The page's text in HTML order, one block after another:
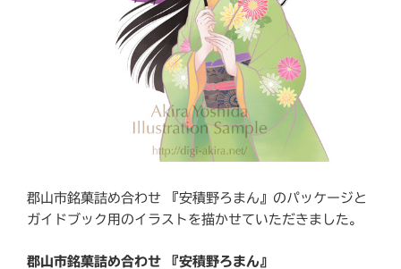
郡山市銘菓詰め合わせ 『安積野ろまん』のパッケージと
ガイドブック用のイラストを描かせていただきました。
郡山市銘菓詰め合わせ 『安積野ろまん』